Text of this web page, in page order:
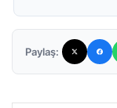
Paylaş: